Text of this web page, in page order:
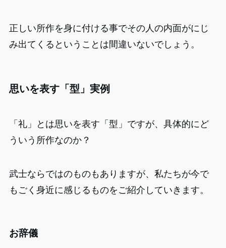
正しい所作を身に付ける事でその人の内面がにじ
み出てくるということは間違いないでしょう。
思いを表す「型」実例
「礼」とは思いを表す「型」ですが、具体的にど
ういう所作なのか？
武士ならではのものもありますが、私たちが今で
もごく身近に感じるものをご紹介していきます。
お辞儀